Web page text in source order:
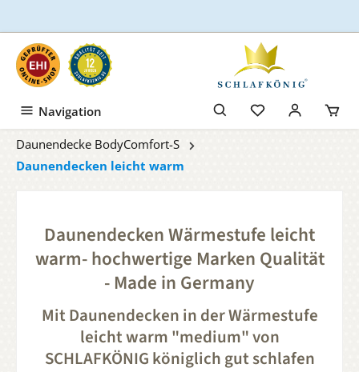
Navigation
Daunendecke BodyComfort-S
Daunendecken leicht warm
Daunendecken Wärmestufe leicht
warm- hochwertige Marken Qualität
- Made in Germany
Mit Daunendecken in der Wärmestufe
leicht warm "medium" von
SCHLAFKÖNIG königlich gut schlafen